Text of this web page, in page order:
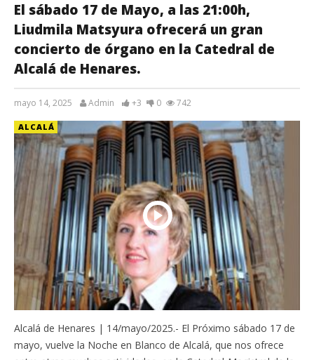
El sábado 17 de Mayo, a las 21:00h,
Liudmila Matsyura ofrecerá un gran
concierto de órgano en la Catedral de
Alcalá de Henares.
mayo 14, 2025 Admin +3 0 742
ALCALÁ
Alcalá de Henares | 14/mayo/2025.- El Próximo sábado 17 de
mayo, vuelve la Noche en Blanco de Alcalá, que nos ofrece